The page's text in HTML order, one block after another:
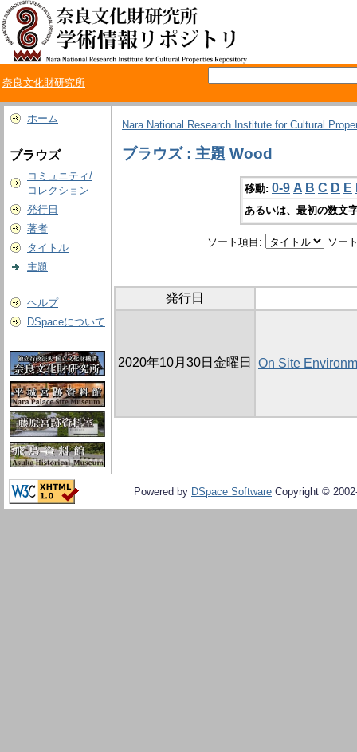
奈良文化財研究所
ホーム
ブラウズ
コミュニティ/
コレクション
発行日
著者
タイトル
主題
ヘルプ
DSpaceについて
Nara National Research Institute for Cultural
ブラウズ : 主題 Wood
移動: 0-9 A B C D E
あるいは、最初の数文
ソート項目: ソー
発行日
2020年10月30日金曜日 On Site
Powered by DSpace Software Copyright ©